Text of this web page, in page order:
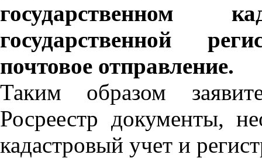
государственном
государственной
почтовое отправление.
Таким образом
Росреестр документы,
кадастровый учет и